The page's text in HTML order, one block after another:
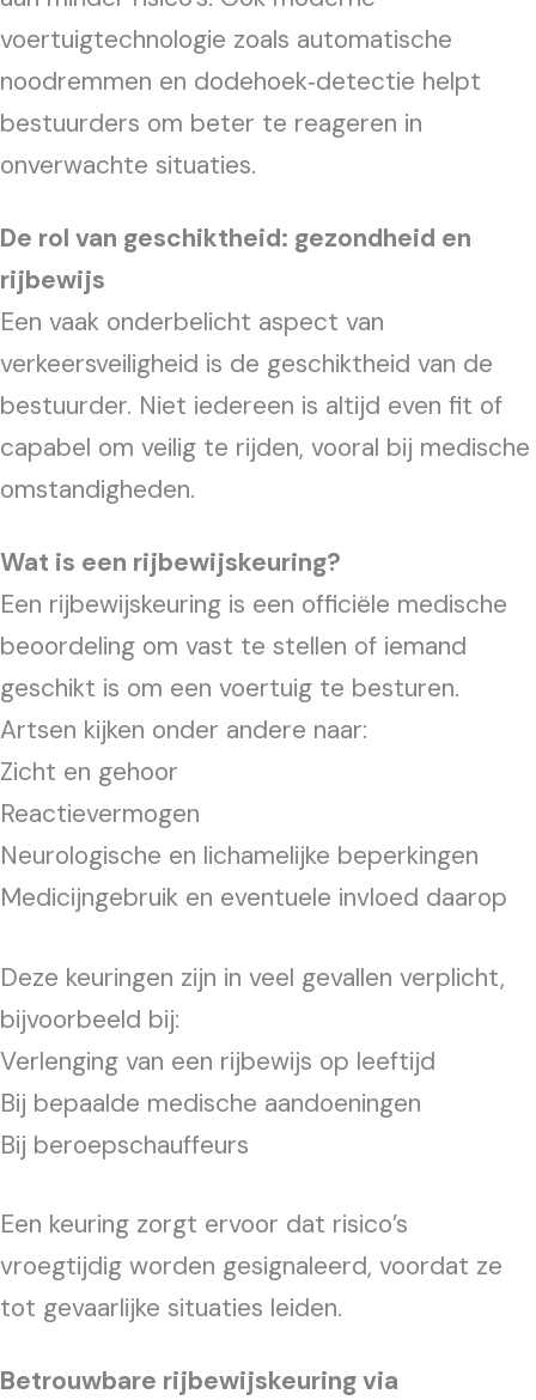
voertuigtechnologie zoals automatische
noodremmen en dodehoek‑detectie helpt
bestuurders om beter te reageren in
onverwachte situaties.
De rol van geschiktheid: gezondheid en
rijbewijs
Een vaak onderbelicht aspect van
verkeersveiligheid is de geschiktheid van de
bestuurder. Niet iedereen is altijd even fit of
capabel om veilig te rijden, vooral bij medische
omstandigheden.
Wat is een rijbewijskeuring?
Een rijbewijskeuring is een officiële medische
beoordeling om vast te stellen of iemand
geschikt is om een voertuig te besturen.
Artsen kijken onder andere naar:
Zicht en gehoor
Reactievermogen
Neurologische en lichamelijke beperkingen
Medicijngebruik en eventuele invloed daarop
Deze keuringen zijn in veel gevallen verplicht,
bijvoorbeeld bij:
Verlenging van een rijbewijs op leeftijd
Bij bepaalde medische aandoeningen
Bij beroepschauffeurs
Een keuring zorgt ervoor dat risico’s
vroegtijdig worden gesignaleerd, voordat ze
tot gevaarlijke situaties leiden.
Betrouwbare rijbewijskeuring via